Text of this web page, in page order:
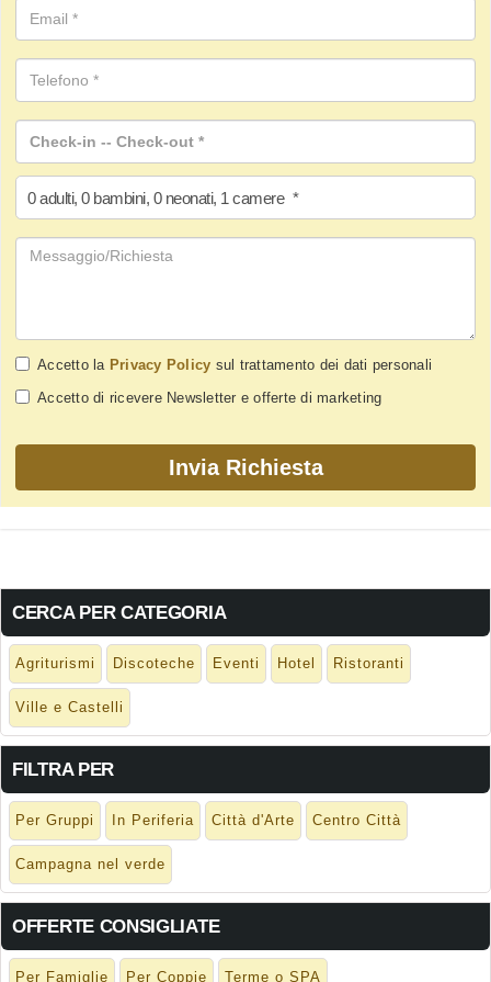
0 adulti, 0 bambini, 0 neonati, 1 camere *
Accetto la Privacy Policy sul trattamento dei dati personali
Accetto di ricevere Newsletter e offerte di marketing
CERCA PER CATEGORIA
Agriturismi Discoteche Eventi Hotel Ristoranti
Ville e Castelli
FILTRA PER
Per Gruppi In Periferia Città d'Arte Centro Città
Campagna nel verde
OFFERTE CONSIGLIATE
Per Famiglie Per Coppie Terme o SPA